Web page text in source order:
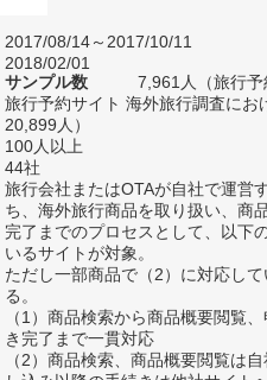
2017/08/14～2017/10/11
2018/02/01
サンプル数
7,961人（旅行
旅行予約サイト 海外旅行調査にお
20,899人）
100人以上
44社
旅行会社またはOTAが自社で運営
ち、海外旅行商品を取り扱い、商
完了までのプロセスとして、以下
いるサイトが対象。
ただし一部商品で（2）に対応し
る。
（1）商品検索から商品概要閲覧
き完了まで一貫対応
（2）商品検索、商品概要閲覧は